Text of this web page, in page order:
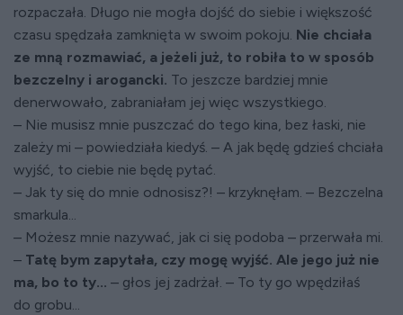
rozpaczała. Długo nie mogła dojść do siebie i większość
czasu spędzała zamknięta w swoim pokoju. Nie chciała
ze mną rozmawiać, a jeżeli już, to robiła to w sposób
bezczelny i arogancki. To jeszcze bardziej mnie
denerwowało, zabraniałam jej więc wszystkiego.
– Nie musisz mnie puszczać do tego kina, bez łaski, nie
zależy mi – powiedziała kiedyś. – A jak będę gdzieś chciała
wyjść, to ciebie nie będę pytać.
– Jak ty się do mnie odnosisz?! – krzyknęłam. – Bezczelna
smarkula...
– Możesz mnie nazywać, jak ci się podoba – przerwała mi.
– Tatę bym zapytała, czy mogę wyjść. Ale jego już nie
ma, bo to ty... – głos jej zadrżał. – To ty go wpędziłaś
do grobu...